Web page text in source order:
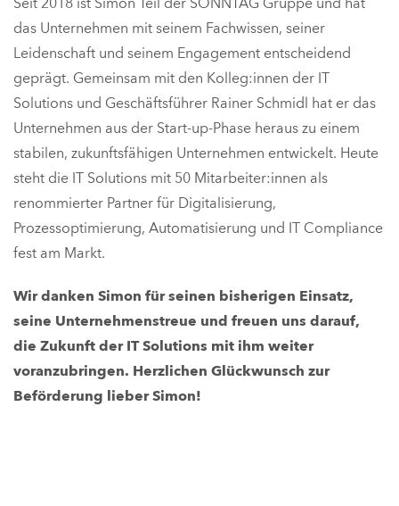
Seit 2018 ist Simon Teil der SONNTAG Gruppe und hat
das Unternehmen mit seinem Fachwissen, seiner
Leidenschaft und seinem Engagement entscheidend
geprägt. Gemeinsam mit den Kolleg:innen der IT
Solutions und Geschäftsführer Rainer Schmidl hat er das
Unternehmen aus der Start-up-Phase heraus zu einem
stabilen, zukunftsfähigen Unternehmen entwickelt. Heute
steht die IT Solutions mit 50 Mitarbeiter:innen als
renommierter Partner für Digitalisierung,
Prozessoptimierung, Automatisierung und IT Compliance
fest am Markt.
Wir danken Simon für seinen bisherigen Einsatz,
seine Unternehmenstreue und freuen uns darauf,
die Zukunft der IT Solutions mit ihm weiter
voranzubringen. Herzlichen Glückwunsch zur
Beförderung lieber Simon!